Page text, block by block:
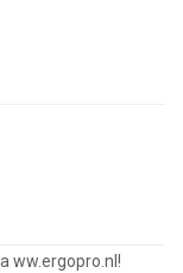
ww.ergopro.nl!